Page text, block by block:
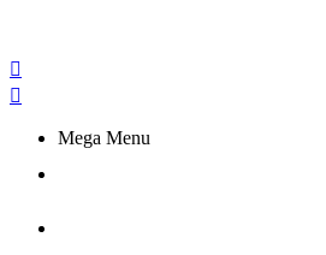


Mega Menu